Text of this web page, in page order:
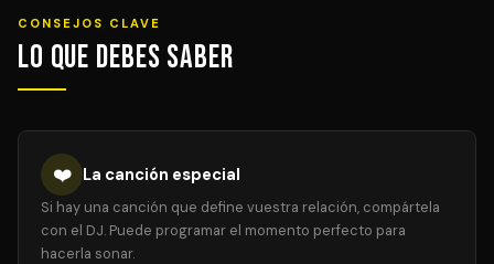
CONSEJOS CLAVE
Lo que debes saber
❤️ La canción especial
Si hay una canción que define vuestra relación, compártela
con el DJ. Puede programar el momento perfecto para
hacerla sonar.